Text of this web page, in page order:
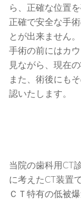
ら、正確な位置
正確で安全な手
とが出来ません。
手術の前にはカ
見ながら、現在
また、術後にも
認いたします。
当院の歯科用CT
に考えたCT装置
ＣＴ特有の低被